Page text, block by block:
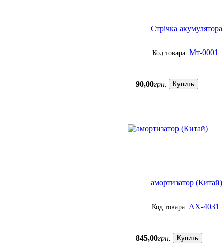
Стрічка акумулятора
Мт-0001
90,00грн. Купить
амортизатор (Китай)
AХ-4031
845,00грн. Купить